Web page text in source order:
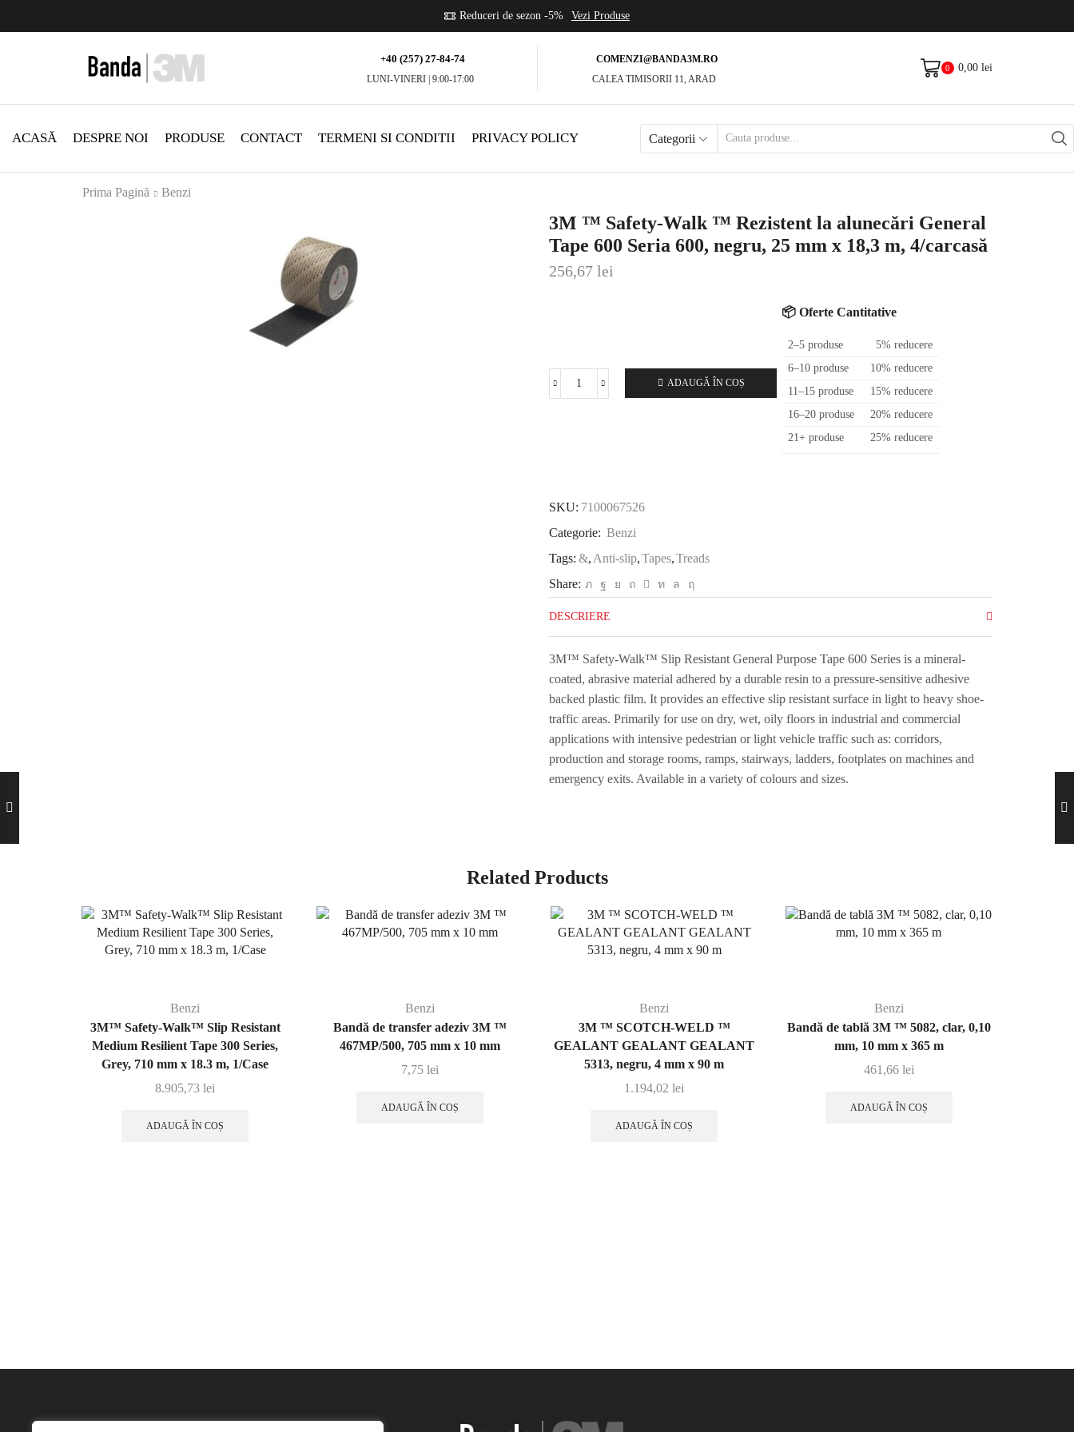
Reduceri de sezon -5% Vezi Produse
+40 (257) 27-84-74
LUNI-VINERI | 9:00-17:00
COMENZI@BANDA3M.RO
CALEA TIMISORII 11, ARAD
0 0,00 lei
ACASĂ DESPRE NOI PRODUSE CONTACT TERMENI SI CONDITII PRIVACY POLICY Categorii
Prima Pagină Benzi
3M ™ Safety-Walk ™ Rezistent la alunecări General
Tape 600 Seria 600, negru, 25 mm x 18,3 m, 4/carcasă
256,67 lei
Cantitate
la
alunecări
Tape
600
Seria
600,
negru,
25
mm
x
18,3
m,
4/carcasă
ADAUGĂ ÎN COȘ
📦 Oferte Cantitative
2–5 produse
5% reducere
6–10 produse
10% reducere
11–15 produse
15% reducere
16–20 produse
20% reducere
21+ produse
25% reducere
SKU: 7100067526
Categorie: Benzi
Tags: &, Anti-slip,Tapes,Treads
Share:
DESCRIERE
3M™ Safety-Walk™ Slip Resistant General Purpose Tape 600 Series is a mineral-
coated, abrasive material adhered by a durable resin to a pressure-sensitive adhesive
backed plastic film. It provides an effective slip resistant surface in light to heavy shoe-
traffic areas. Primarily for use on dry, wet, oily floors in industrial and commercial
applications with intensive pedestrian or light vehicle traffic such as: corridors,
production and storage rooms, ramps, stairways, ladders, footplates on machines and
emergency exits. Available in a variety of colours and sizes.
Related Products
Benzi
3M™ Safety-Walk™ Slip Resistant
Medium Resilient Tape 300 Series,
Grey, 710 mm x 18.3 m, 1/Case
8.905,73lei
ADAUGĂ ÎN COȘ
Benzi
Bandă de transfer adeziv 3M ™
467MP/500, 705 mm x 10 mm
7,75 lei
ADAUGĂ ÎN COȘ
Benzi
3M ™ SCOTCH-WELD ™
GEALANT GEALANT GEALANT
5313, negru, 4 mm x 90 m
1.194,02lei
ADAUGĂ ÎN COȘ
Benzi
Bandă de tablă 3M ™ 5082, clar, 0,10
mm, 10 mm x 365 m
461,66 lei
ADAUGĂ ÎN COȘ